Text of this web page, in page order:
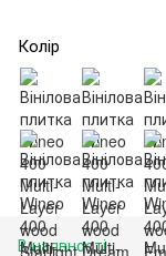
Колір
В наявності